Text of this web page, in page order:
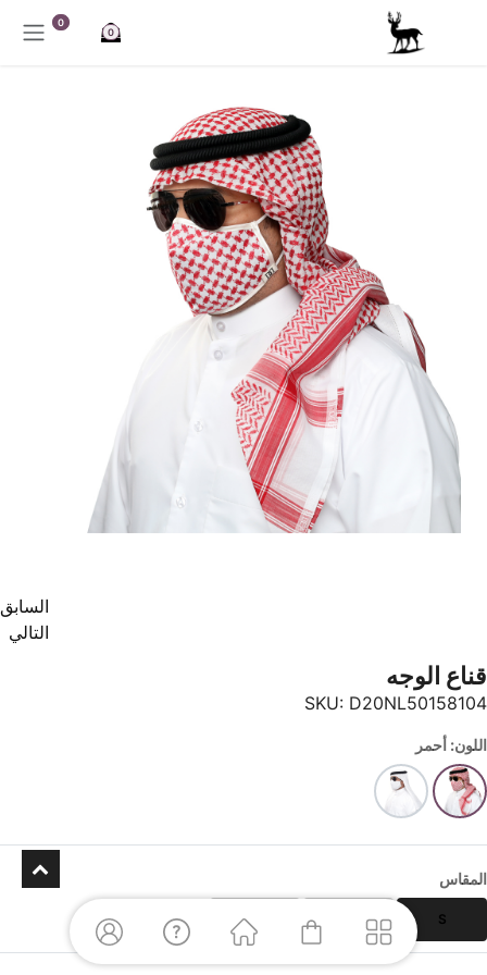
تخطي للذهاب إلى المحتوى
0
0
السابق
التالي
قناع الوجه
SKU: D20NL50158104
اللون: أحمر
المقاس
S